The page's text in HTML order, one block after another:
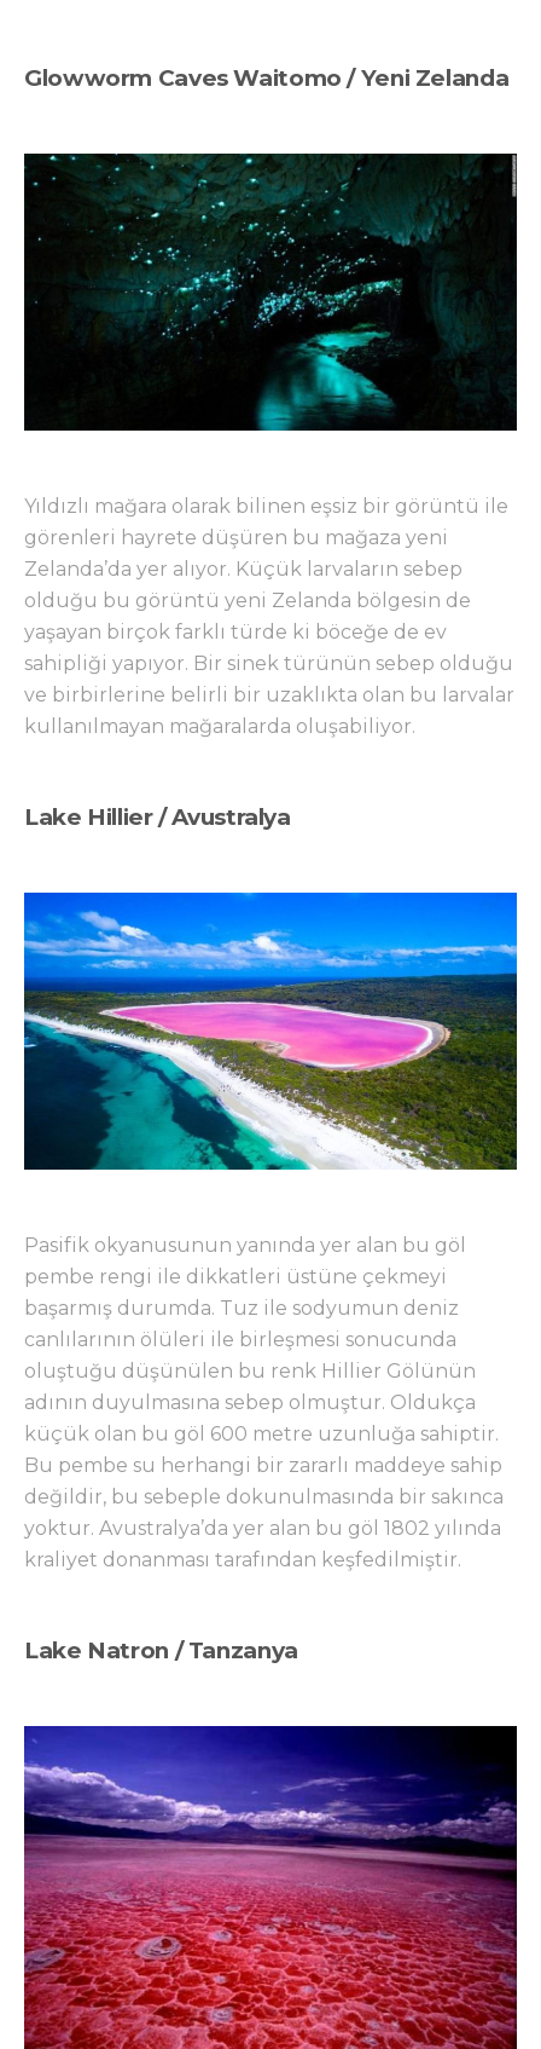
Glowworm Caves Waitomo / Yeni Zelanda
Yıldızlı mağara olarak bilinen eşsiz bir görüntü ile
görenleri hayrete düşüren bu mağaza yeni
Zelanda’da yer alıyor. Küçük larvaların sebep
olduğu bu görüntü yeni Zelanda bölgesin de
yaşayan birçok farklı türde ki böceğe de ev
sahipliği yapıyor. Bir sinek türünün sebep olduğu
ve birbirlerine belirli bir uzaklıkta olan bu larvalar
kullanılmayan mağaralarda oluşabiliyor.
Lake Hillier / Avustralya
Pasifik okyanusunun yanında yer alan bu göl
pembe rengi ile dikkatleri üstüne çekmeyi
başarmış durumda. Tuz ile sodyumun deniz
canlılarının ölüleri ile birleşmesi sonucunda
oluştuğu düşünülen bu renk Hillier Gölünün
adının duyulmasına sebep olmuştur. Oldukça
küçük olan bu göl 600 metre uzunluğa sahiptir.
Bu pembe su herhangi bir zararlı maddeye sahip
değildir, bu sebeple dokunulmasında bir sakınca
yoktur. Avustralya’da yer alan bu göl 1802 yılında
kraliyet donanması tarafından keşfedilmiştir.
Lake Natron / Tanzanya